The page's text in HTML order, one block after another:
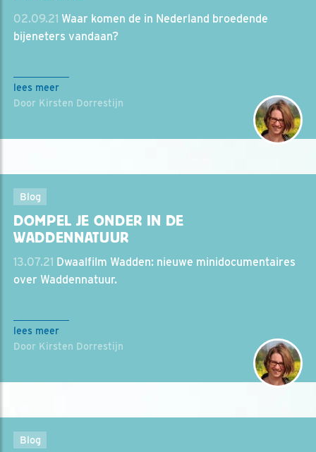
02.09.21 Waar komen de in Nederland broedende
bijeneters vandaan?
lees meer
Door Kirsten Dorrestijn
Blog
DOMPEL JE ONDER IN DE
WADDENNATUUR
13.07.21 Dwaalfilm Wadden: nieuwe minidocumentaires
over Waddennatuur.
lees meer
Door Kirsten Dorrestijn
Blog